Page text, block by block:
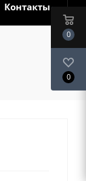
Контакты
0
0